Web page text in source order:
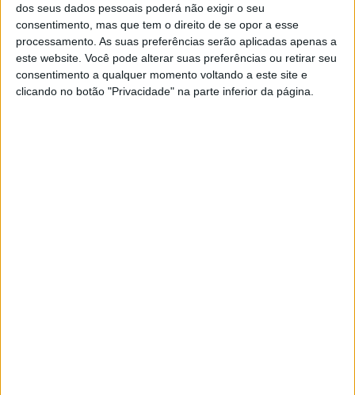
dos seus dados pessoais poderá não exigir o seu
consentimento, mas que tem o direito de se opor a esse
processamento. As suas preferências serão aplicadas apenas a
este website. Você pode alterar suas preferências ou retirar seu
consentimento a qualquer momento voltando a este site e
clicando no botão "Privacidade" na parte inferior da página.